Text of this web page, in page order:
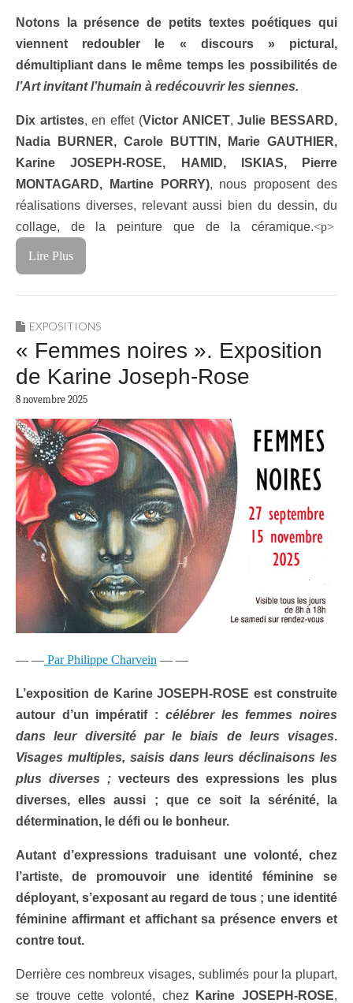
Notons la présence de petits textes poétiques qui
viennent redoubler le « discours » pictural,
démultipliant dans le même temps les possibilités de
l’Art invitant l’humain à redécouvrir les siennes.
Dix artistes, en effet (Victor ANICET,Julie BESSARD,
Nadia BURNER, Carole BUTTIN, Marie GAUTHIER,
Karine JOSEPH-ROSE, HAMID, ISKIAS, Pierre
MONTAGARD, Martine PORRY), nous proposent des
réalisations diverses, relevant aussi bien du dessin, du
collage, de la peinture que de la céramique.<p>
Lire Plus
EXPOSITIONS
« Femmes noires ». Exposition
de Karine Joseph-Rose
8 novembre 2025
— — Par Philippe Charvein — —
L’exposition de Karine JOSEPH-ROSE est construite
autour d’un impératif : célébrer les femmes noires
dans leur diversité par le biais de leurs visages.
Visages multiples, saisis dans leurs déclinaisons les
plus diverses ;vecteurs des expressions les plus
diverses, elles aussi ; que ce soit la sérénité, la
détermination, le défi ou le bonheur.
Autant d’expressions traduisant une volonté, chez
l’artiste, de promouvoir une identité féminine se
déployant, s’exposant au regard de tous ; une identité
féminine affirmant et affichant sa présence envers et
contre tout.
Derrière ces nombreux visages, sublimés pour la plupart,
se trouve cette volonté, chez
Karine JOSEPH-ROSE,